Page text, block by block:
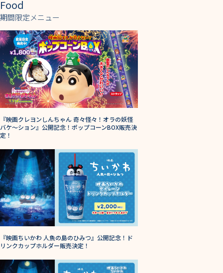
『映画クレヨンしんちゃん 奇々怪々！オラの妖怪
バケ～ション』公開記念！ポップコーンBOX販売決
定！
『映画ちいかわ 人魚の島のひみつ』公開記念！ド
リンクカップホルダー販売決定！